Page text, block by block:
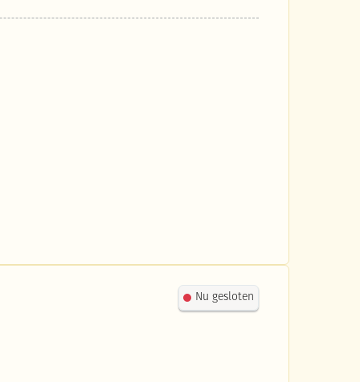
Nu gesloten